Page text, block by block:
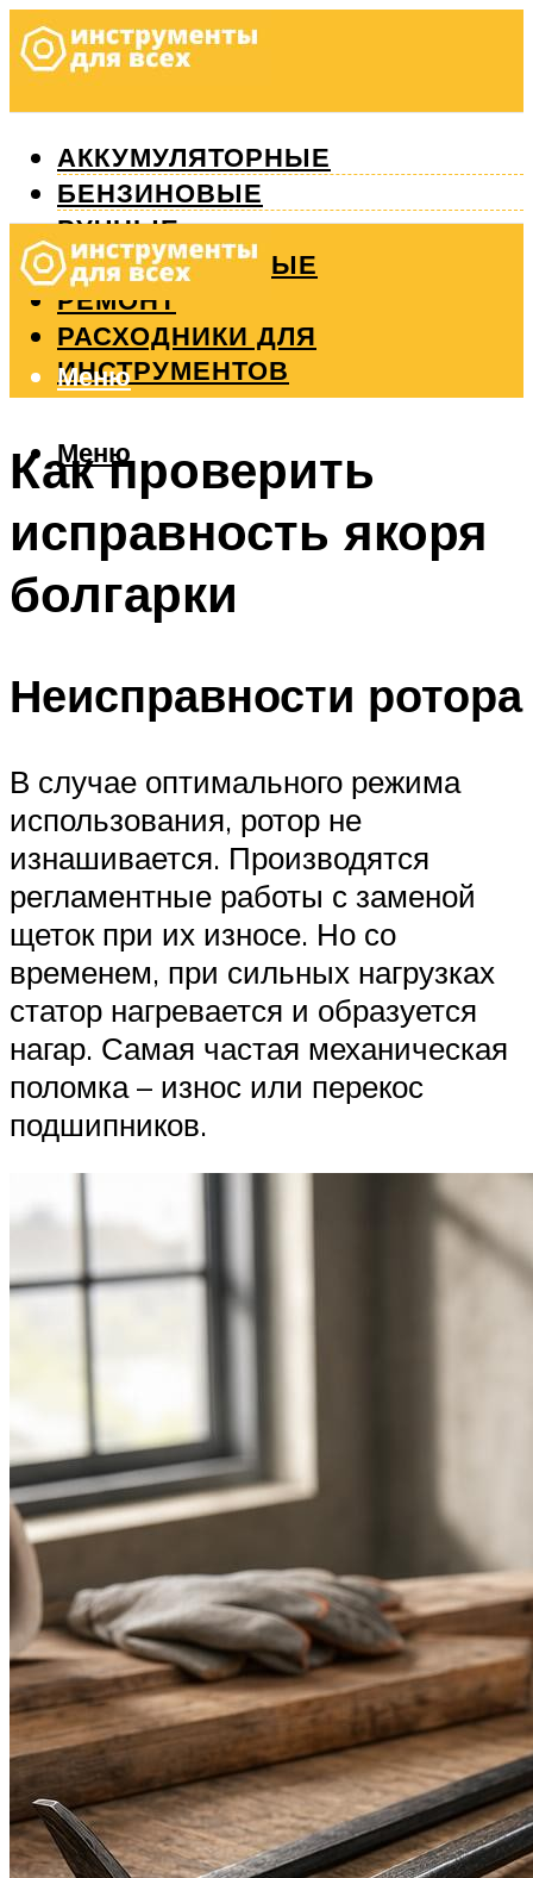
АККУМУЛЯТОРНЫЕ
БЕНЗИНОВЫЕ
РУЧНЫЕ
ИЗМЕРИТЕЛЬНЫЕ
РЕМОНТ
РАСХОДНИКИ ДЛЯ
ИНСТРУМЕНТОВ
Меню
Меню
Как проверить
исправность якоря
болгарки
Неисправности ротора
В случае оптимального режима
использования, ротор не
изнашивается. Производятся
регламентные работы с заменой
щеток при их износе. Но со
временем, при сильных нагрузках
статор нагревается и образуется
нагар. Самая частая механическая
поломка – износ или перекос
подшипников.